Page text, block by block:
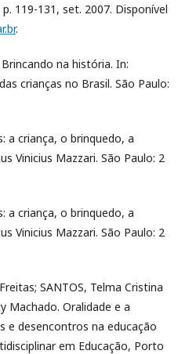
p. 119-131, set. 2007. Disponível
.
na história. In:
crianças no Brasil. São Paulo:
a criança, o brinquedo, a
Vinicius Mazzari. São Paulo: 2
a criança, o brinquedo, a
Vinicius Mazzari. São Paulo: 2
SANTOS, Telma Cristina
Machado. Oralidade e a
e desencontros na educação
em Educação, Porto